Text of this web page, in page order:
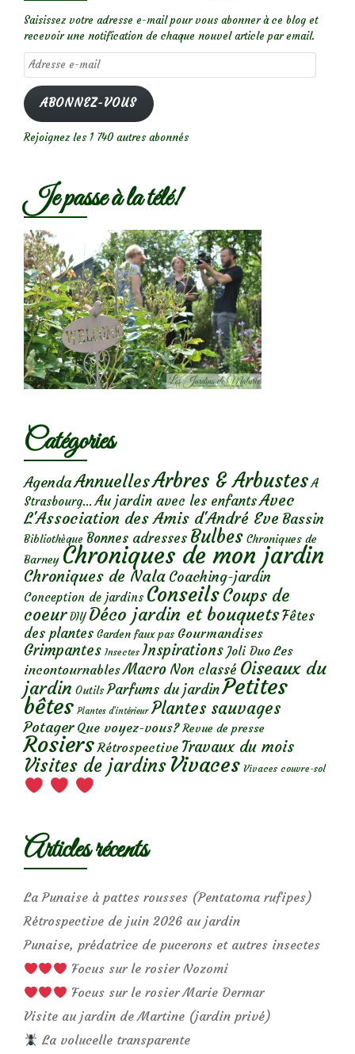
Saisissez votre adresse e-mail pour vous abonner à ce blog et
recevoir une notification de chaque nouvel article par email.
Adresse
e-
mail
ABONNEZ-VOUS
Rejoignez les 1 740 autres abonnés
Je passe à la télé!
Catégories
AgendaAnnuellesArbres & Arbustes A
Strasbourg... Au jardin avec les enfantsAvec
L'Association des Amis d'André Eve Bassin
Bibliothèque Bonnes adresses Bulbes Chroniques de
Barney Chroniques de mon jardin
Chroniques de Nala Coaching-jardin
Conception de jardins ConseilsCoups de
coeur DIY Déco jardin et bouquetsFêtes
des plantes Garden faux pas Gourmandises
Grimpantes Insectes Inspirations Joli Duo Les
incontournables Macro Non classé Oiseaux du
jardin Outils Parfums du jardinPetites
bêtes Plantes d’intérieur Plantes sauvages
Potager Que voyez-vous? Revue de presse
Rosiers Rétrospective Travaux du mois
Visites de jardins Vivaces Vivaces couvre-sol
Articles récents
La Punaise à pattes rousses (Pentatoma rufipes)
Rétrospective de juin 2026 au jardin
Punaise, prédatrice de pucerons et autres insectes
Focus sur le rosier Nozomi
Focus sur le rosier Marie Dermar
Visite au jardin de Martine (jardin privé)
La volucelle transparente